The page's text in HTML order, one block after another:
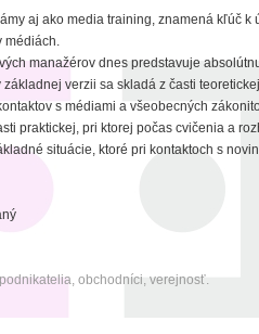
aj ako media training, znamená kľúč k
médiách.
manažérov dnes predstavuje
verzii sa skladá z časti
s médiami a všeobecných
praktickej, pri ktorej počas cvičenia a
situácie, ktoré pri kontaktoch s
obchodníci, verejnosť.